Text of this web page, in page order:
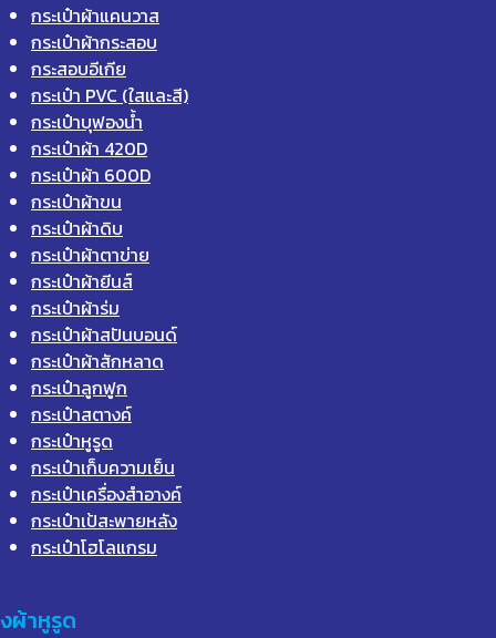
กระเป๋าผ้าแคนวาส
กระเป๋าผ้ากระสอบ
กระสอบอีเกีย
กระเป๋า PVC (ใสและสี)
กระเป๋าบุฟองน้ำ
กระเป๋าผ้า 420D
กระเป๋าผ้า 600D
กระเป๋าผ้าขน
กระเป๋าผ้าดิบ
กระเป๋าผ้าตาข่าย
กระเป๋าผ้ายีนส์
กระเป๋าผ้าร่ม
กระเป๋าผ้าสปันบอนด์
กระเป๋าผ้าสักหลาด
กระเป๋าลูกฟูก
กระเป๋าสตางค์
กระเป๋าหูรูด
กระเป๋าเก็บความเย็น
กระเป๋าเครื่องสำอางค์
กระเป๋าเป้สะพายหลัง
กระเป๋าโฮโลแกรม
ผ้าหูรูด